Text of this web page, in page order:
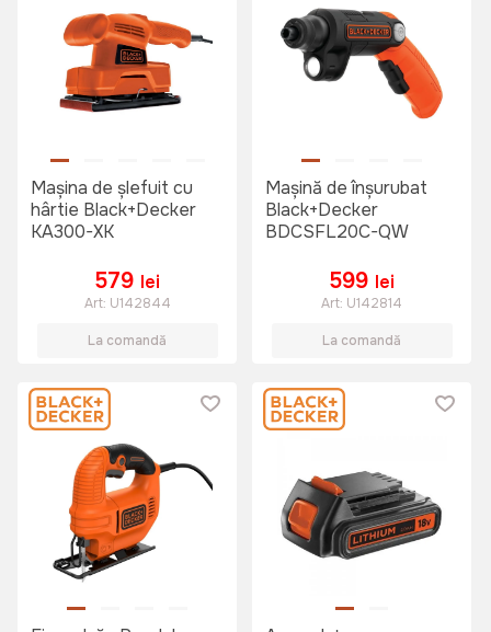
Maşina de şlefuit cu
hârtie Black+Decker
KA300-XK
579 lei
Art: U142844
La comandă
Mașină de înşurubat
Black+Decker
BDCSFL20C-QW
599 lei
Art: U142814
La comandă